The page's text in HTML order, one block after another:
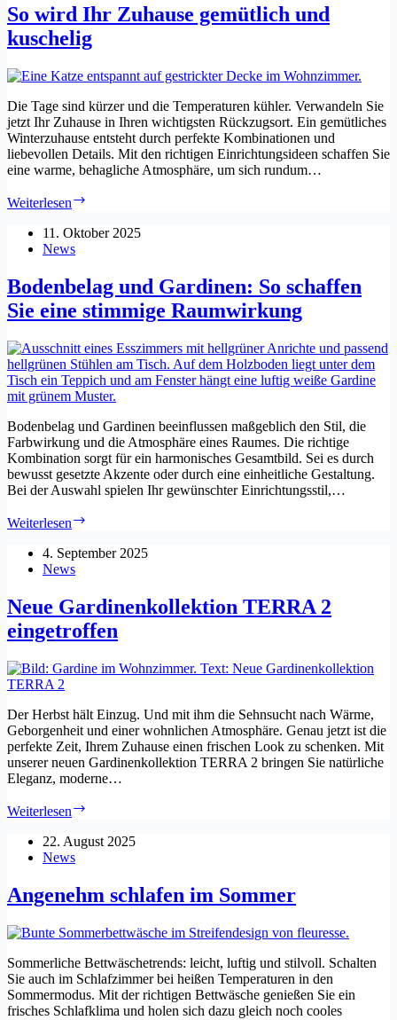
So wird Ihr Zuhause gemütlich und
kuschelig
Die Tage sind kürzer und die Temperaturen kühler. Verwandeln Sie
jetzt Ihr Zuhause in Ihren wichtigsten Rückzugsort. Ein gemütliches
Winterzuhause entsteht durch perfekte Kombinationen und
liebevollen Details. Mit den richtigen Einrichtungsideen schaffen Sie
eine warme, behagliche Atmosphäre, um sich rundum…
Weiterlesen
Ihr
und
kuschelig
11. Oktober 2025
News
Bodenbelag und Gardinen: So schaffen
Sie eine stimmige Raumwirkung
Bodenbelag und Gardinen beeinflussen maßgeblich den Stil, die
Farbwirkung und die Atmosphäre eines Raumes. Die richtige
Kombination sorgt für ein harmonisches Gesamtbild. Sei es durch
bewusst gesetzte Akzente oder durch eine einheitliche Gestaltung.
Bei der Auswahl spielen Ihr gewünschter Einrichtungsstil,…
Weiterlesen
Gardinen:
Sie
eine
stimmige
4. September 2025
News
Neue Gardinenkollektion TERRA 2
eingetroffen
Der Herbst hält Einzug. Und mit ihm die Sehnsucht nach Wärme,
Geborgenheit und einer wohnlichen Atmosphäre. Genau jetzt ist die
perfekte Zeit, Ihrem Zuhause einen frischen Look zu schenken. Mit
unserer neuen Gardinenkollektion TERRA 2 bringen Sie natürliche
Eleganz, moderne…
Weiterlesen
TERRA
22. August 2025
News
Angenehm schlafen im Sommer
Sommerliche Bettwäschetrends: leicht, luftig und stilvoll. Schalten
Sie auch im Schlafzimmer bei heißen Temperaturen in den
Sommermodus. Mit der richtigen Bettwäsche genießen Sie ein
frisches Schlafklima und holen sich dazu gleich noch cooles